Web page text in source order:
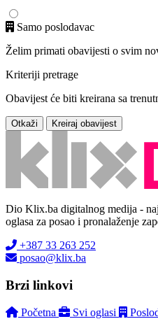
Samo poslodavac
Želim primati obavijesti o svim
Kriteriji pretrage
Obavijest će biti kreirana sa
Otkaži Kreiraj obavijest
Dio Klix.ba digitalnog medija -
oglasa za posao i pronalaženje
+387 33 263 252
posao@klix.ba
Brzi linkovi
Početna Svi oglasi